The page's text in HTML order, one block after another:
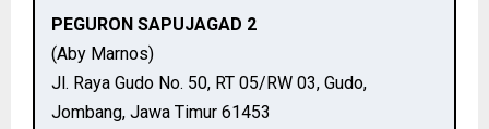
PEGURON SAPUJAGAD 2
(Aby Marnos)
Jl. Raya Gudo No. 50, RT 05/RW 03, Gudo,
Jombang, Jawa Timur 61453